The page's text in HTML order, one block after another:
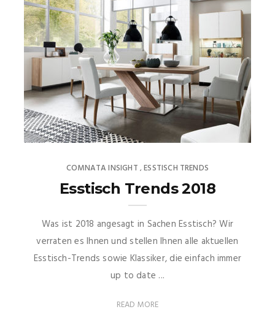
COMNATA INSIGHT ,ESSTISCH TRENDS
Esstisch Trends 2018
Was ist 2018 angesagt in Sachen Esstisch? Wir
verraten es Ihnen und stellen Ihnen alle aktuellen
Esstisch-Trends sowie Klassiker, die einfach immer
up to date ...
READ MORE